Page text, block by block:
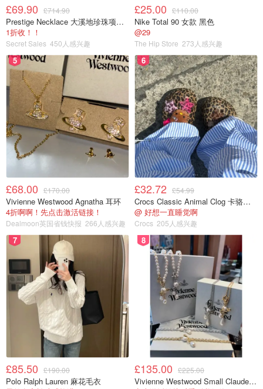
£69.90 £714.90
Prestige Necklace 大溪地珍珠项链 10-11mm
1折收！！
Secret Sales 450人感兴趣
£25.00 £110.00
Nike Total 90 女款 黑色
@29
The Hip Store 273人感兴趣
5
£68.00 £170.00
Vivienne Westwood Agnatha 耳环
4折啊啊！先点击激活链接！
Dealmoon英国省钱快报 266人感兴趣
6
£32.72 £54.99
Crocs Classic Animal Clog 卡骆驰动物印花洞洞鞋
@ 好想一直睡觉啊
Crocs 205人感兴趣
7
£85.50 £190.00
Polo Ralph Lauren 麻花毛衣
8
£135.00 £225.00
Vivienne Westwood Small Claude 珍珠项链